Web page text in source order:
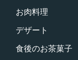
お肉料理
デザート
食後のお茶菓子